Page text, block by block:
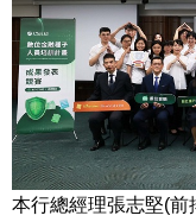
本行總經理張志堅(前